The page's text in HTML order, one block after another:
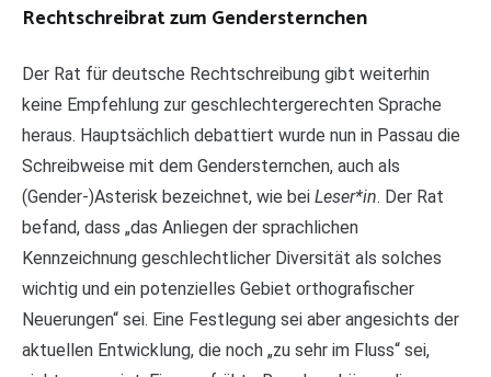
Rechtschreibrat zum Gendersternchen
Der Rat für deutsche Rechtschreibung gibt weiterhin
keine Empfehlung zur geschlechtergerechten Sprache
heraus. Hauptsächlich debattiert wurde nun in Passau die
Schreibweise mit dem Gendersternchen, auch als
(Gender-)Asterisk bezeichnet, wie bei Leser*in. Der Rat
befand, dass „das Anliegen der sprachlichen
Kennzeichnung geschlechtlicher Diversität als solches
wichtig und ein potenzielles Gebiet orthografischer
Neuerungen“ sei. Eine Festlegung sei aber angesichts der
aktuellen Entwicklung, die noch „zu sehr im Fluss“ sei,